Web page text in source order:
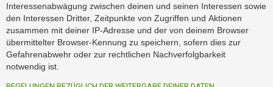
Interessenabwägung zwischen deinen und seinen Interessen sowie
den Interessen Dritter, Zeitpunkte von Zugriffen und Aktionen
zusammen mit deiner IP-Adresse und der von deinem Browser
übermittelter Browser-Kennung zu speichern, sofern dies zur
Gefahrenabwehr oder zur rechtlichen Nachverfolgbarkeit
notwendig ist.